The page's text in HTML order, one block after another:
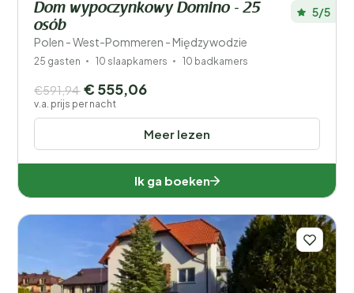
Dom wypoczynkowy Domino - 25
osób
Polen - West-Pommeren - Międzywodzie
5/5
25 gasten 10 slaapkamers 10 badkamers
Meer lezen
€591,94 € 555,06
v.a. prijs per nacht
Ik ga boeken